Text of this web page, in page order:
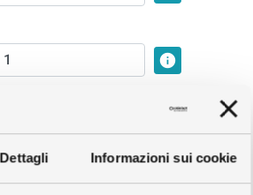
Dettagli Informazioni sui cookie
info
rivestito